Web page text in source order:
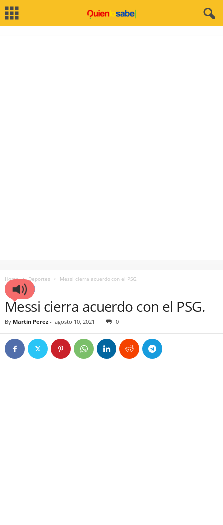
Home Deportes Messi cierra acuerdo con el PSG.
DEPORTES
Messi cierra acuerdo con el PSG.
By Martin Perez - agosto 10, 2021 0